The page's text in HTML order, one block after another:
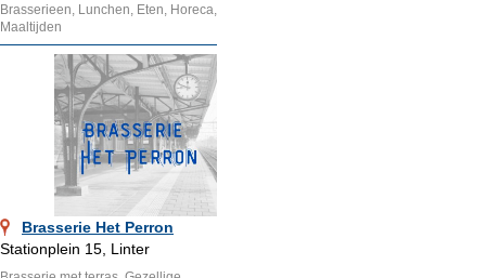
Brasserieen, Lunchen, Eten, Horeca,
Maaltijden
Brasserie Het Perron
Stationplein 15, Linter